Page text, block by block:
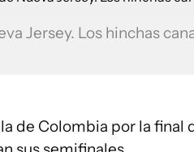
Jersey. Los hinchas
de Colombia por la final